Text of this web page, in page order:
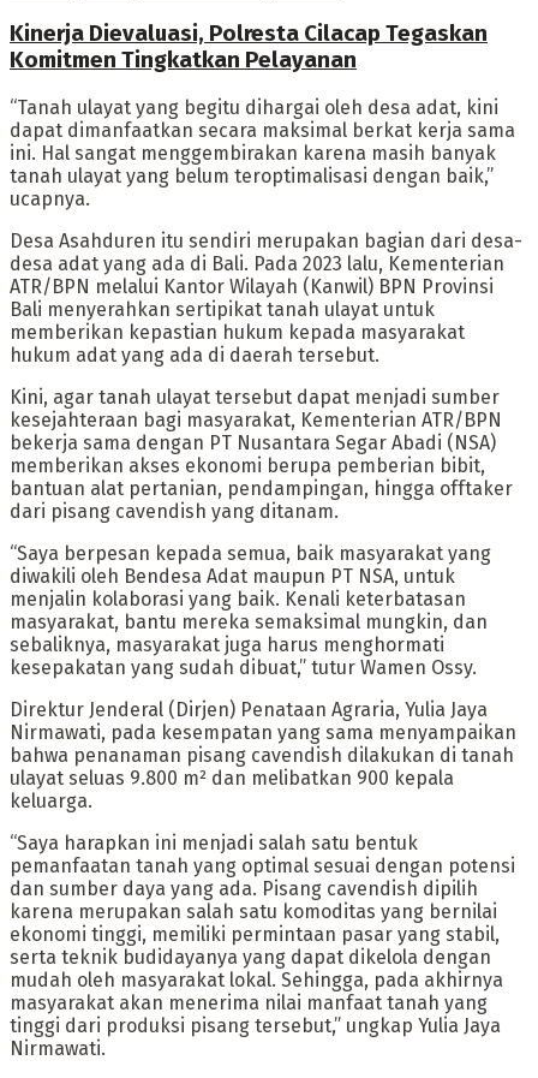
Kinerja Dievaluasi, Polresta Cilacap Tegaskan
Komitmen Tingkatkan Pelayanan
“Tanah ulayat yang begitu dihargai oleh desa adat, kini
dapat dimanfaatkan secara maksimal berkat kerja sama
ini. Hal sangat menggembirakan karena masih banyak
tanah ulayat yang belum teroptimalisasi dengan baik,”
ucapnya.
Desa Asahduren itu sendiri merupakan bagian dari desa-
desa adat yang ada di Bali. Pada 2023 lalu, Kementerian
ATR/BPN melalui Kantor Wilayah (Kanwil) BPN Provinsi
Bali menyerahkan sertipikat tanah ulayat untuk
memberikan kepastian hukum kepada masyarakat
hukum adat yang ada di daerah tersebut.
Kini, agar tanah ulayat tersebut dapat menjadi sumber
kesejahteraan bagi masyarakat, Kementerian ATR/BPN
bekerja sama dengan PT Nusantara Segar Abadi (NSA)
memberikan akses ekonomi berupa pemberian bibit,
bantuan alat pertanian, pendampingan, hingga offtaker
dari pisang cavendish yang ditanam.
“Saya berpesan kepada semua, baik masyarakat yang
diwakili oleh Bendesa Adat maupun PT NSA, untuk
menjalin kolaborasi yang baik. Kenali keterbatasan
masyarakat, bantu mereka semaksimal mungkin, dan
sebaliknya, masyarakat juga harus menghormati
kesepakatan yang sudah dibuat,” tutur Wamen Ossy.
Direktur Jenderal (Dirjen) Penataan Agraria, Yulia Jaya
Nirmawati, pada kesempatan yang sama menyampaikan
bahwa penanaman pisang cavendish dilakukan di tanah
ulayat seluas 9.800 m² dan melibatkan 900 kepala
keluarga.
“Saya harapkan ini menjadi salah satu bentuk
pemanfaatan tanah yang optimal sesuai dengan potensi
dan sumber daya yang ada. Pisang cavendish dipilih
karena merupakan salah satu komoditas yang bernilai
ekonomi tinggi, memiliki permintaan pasar yang stabil,
serta teknik budidayanya yang dapat dikelola dengan
mudah oleh masyarakat lokal. Sehingga, pada akhirnya
masyarakat akan menerima nilai manfaat tanah yang
tinggi dari produksi pisang tersebut,” ungkap Yulia Jaya
Nirmawati.